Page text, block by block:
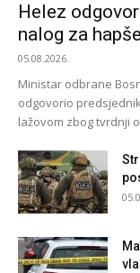
Helez
nalog za
05.08.2026.
Ministar odbrane
odgovorio
lažovom zbog tvrdnji